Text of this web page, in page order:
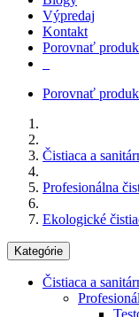
Výpredaj
Kontakt
Porovnať
Porovnať
Čistiaca a
Profesionálna
Ekologické
Kategórie
Čistiaca a